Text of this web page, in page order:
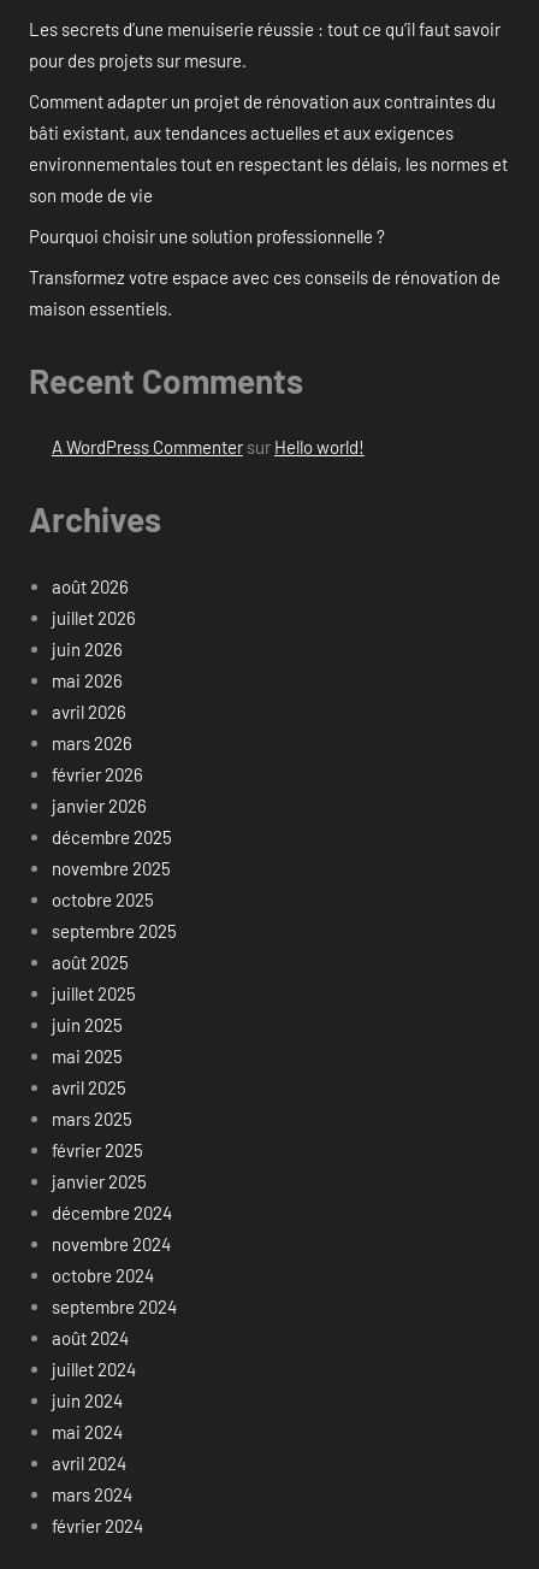
Les secrets d’une menuiserie réussie : tout ce qu’il faut savoir
pour des projets sur mesure.
Comment adapter un projet de rénovation aux contraintes du
bâti existant, aux tendances actuelles et aux exigences
environnementales tout en respectant les délais, les normes et
son mode de vie
Pourquoi choisir une solution professionnelle ?
Transformez votre espace avec ces conseils de rénovation de
maison essentiels.
Recent Comments
A WordPress Commentersur Hello world!
Archives
août 2026
juillet 2026
juin 2026
mai 2026
avril 2026
mars 2026
février 2026
janvier 2026
décembre 2025
novembre 2025
octobre 2025
septembre 2025
août 2025
juillet 2025
juin 2025
mai 2025
avril 2025
mars 2025
février 2025
janvier 2025
décembre 2024
novembre 2024
octobre 2024
septembre 2024
août 2024
juillet 2024
juin 2024
mai 2024
avril 2024
mars 2024
février 2024